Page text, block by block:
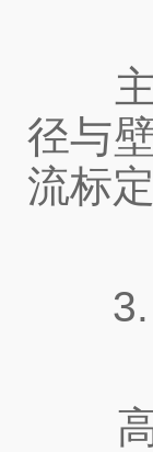
主机
径与
流标
3.
高